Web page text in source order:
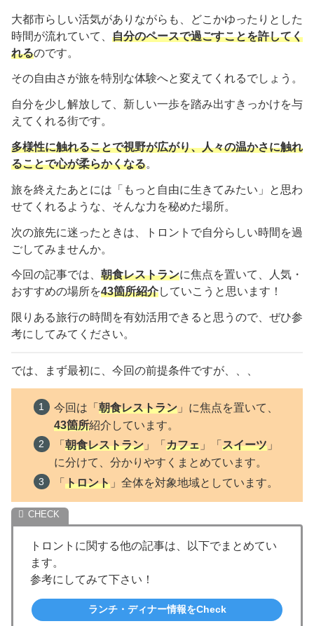
大都市らしい活気がありながらも、どこかゆったりとした
時間が流れていて、 自分のペースで過ごすことを許してく
れるのです。
その自由さが旅を特別な体験へと変えてくれるでしょう。
自分を少し解放して、新しい一歩を踏み出すきっかけを与
えてくれる街です。
多様性に触れることで視野が広がり、人々の温かさに触れ
ることで心が柔らかくなる。
旅を終えたあとには「もっと自由に生きてみたい」と思わ
せてくれるような、そんな力を秘めた場所。
次の旅先に迷ったときは、トロントで自分らしい時間を過
ごしてみませんか。
今回の記事では、 朝食レストランに焦点を置いて、人気・
おすすめの場所を43箇所紹介していこうと思います！
限りある旅行の時間を有効活用できると思うので、ぜひ参
考にしてみてください。
では、まず最初に、今回の前提条件ですが、、、
今回は「朝食レストラン 」に焦点を置いて、
43箇所紹介しています。
「朝食レストラン 」「カフェ 」「スイーツ 」
に分けて、分かりやすくまとめています。
「トロント 」全体を対象地域としています。
トロントに関する他の記事は、以下でまとめてい
ます。
参考にしてみて下さい！
ランチ・ディナー情報をCheck